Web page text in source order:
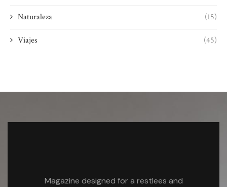
Naturaleza (15)
Viajes (45)
Magazine designed for a restlees and